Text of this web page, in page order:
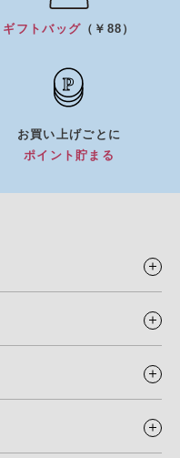
ギフトバッグ （￥88）
お買い上げごとに
ポイント貯まる